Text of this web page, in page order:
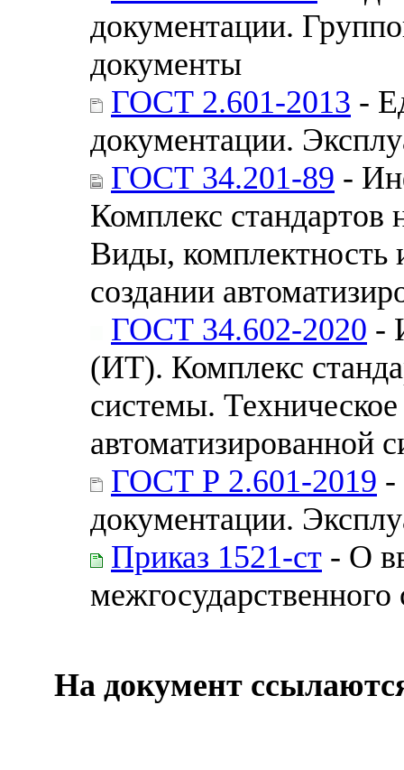
документации.
документы
ГОСТ 2.601-2013 -
документации.
ГОСТ 34.201-89 -
Комплекс стандартов
Виды, комплектность
создании
ГОСТ 34.602-2020 -
(ИТ). Комплекс
системы. Техническое
автоматизированной
ГОСТ Р 2.601-2019 -
документации.
Приказ 1521-ст - О
межгосударственного
На документ